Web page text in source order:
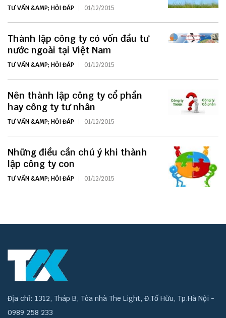
TƯ VẤN &AMP; HỎI ĐÁP 01/12/2015
Thành lập công ty có vốn đầu tư
nước ngoài tại Việt Nam
TƯ VẤN &AMP; HỎI ĐÁP 01/12/2015
Nên thành lập công ty cổ phần
hay công ty tư nhân
TƯ VẤN &AMP; HỎI ĐÁP 01/12/2015
Những điều cần chú ý khi thành
lập công ty con
TƯ VẤN &AMP; HỎI ĐÁP 01/12/2015
Địa chỉ: 1312, Tháp B, Tòa nhà The Light, Đ.Tố Hữu, Tp.Hà Nội -
0989 258 233